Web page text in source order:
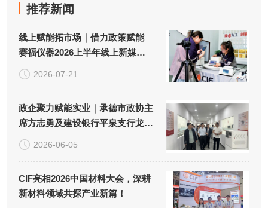
推荐新闻
线上赋能拓市场｜借力政策赋能
赛福仪器2026上半年线上新媒体
推广取得良好成效！
2026-07-21
政企聚力赋能实业｜承德市政协主
席方志勇及建设银行平泉支行龙占
云行长一行调研赛福仪器！
2026-06-05
CIF亮相2026中国材料大会，深耕
新材料领域共探产业新篇！